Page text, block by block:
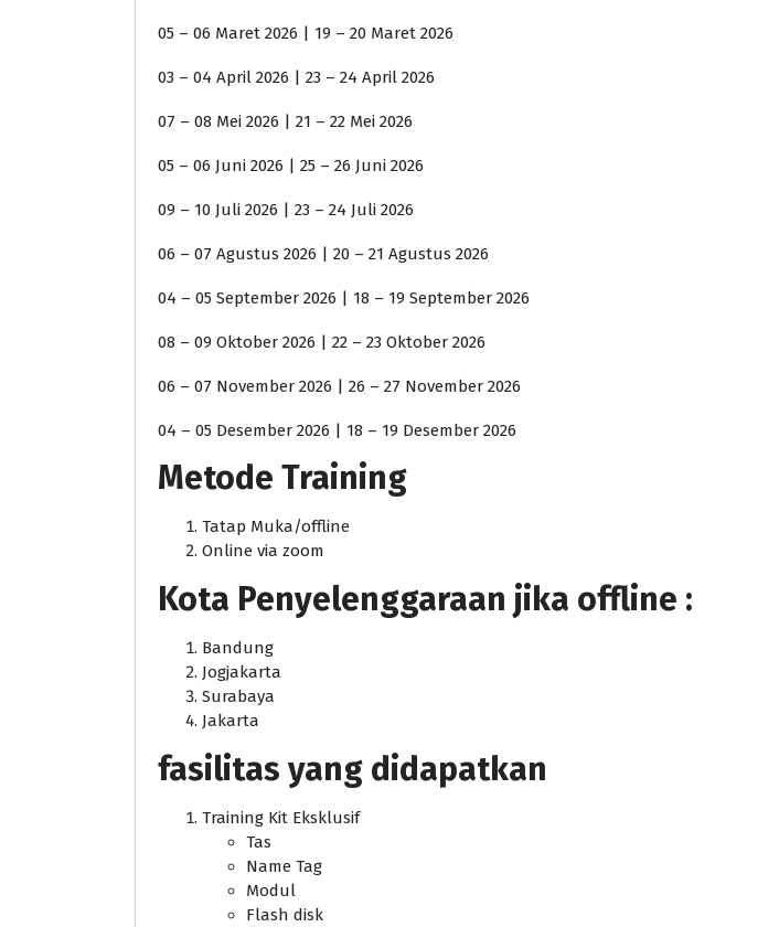
05 – 06 Maret 2026 | 19 – 20 Maret 2026
03 – 04 April 2026 | 23 – 24 April 2026
07 – 08 Mei 2026 | 21 – 22 Mei 2026
05 – 06 Juni 2026 | 25 – 26 Juni 2026
09 – 10 Juli 2026 | 23 – 24 Juli 2026
06 – 07 Agustus 2026 | 20 – 21 Agustus 2026
04 – 05 September 2026 | 18 – 19 September 2026
08 – 09 Oktober 2026 | 22 – 23 Oktober 2026
06 – 07 November 2026 | 26 – 27 November 2026
04 – 05 Desember 2026 | 18 – 19 Desember 2026
Metode Training
Tatap Muka/offline
Online via zoom
Kota Penyelenggaraan jika offline :
Bandung
Jogjakarta
Surabaya
Jakarta
fasilitas yang didapatkan
Training Kit Eksklusif
Tas
Name Tag
Modul
Flash disk